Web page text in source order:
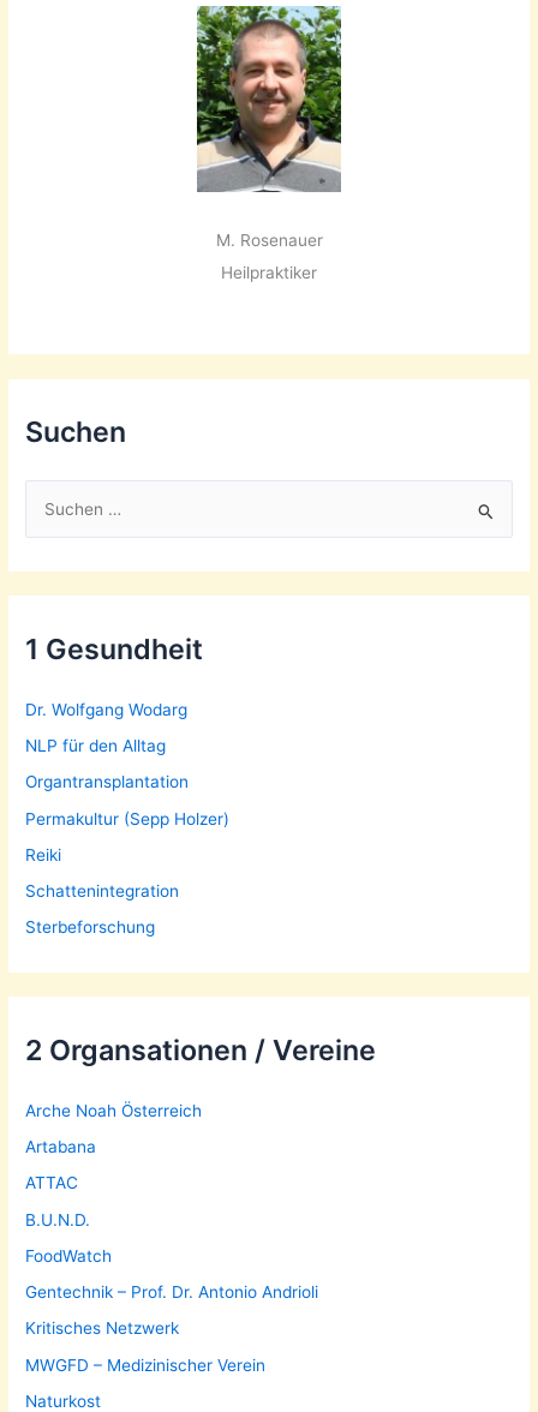
M. Rosenauer
Heilpraktiker
Suchen
h
n
a
c
h
:
1 Gesundheit
Dr. Wolfgang Wodarg
NLP für den Alltag
Organtransplantation
Permakultur (Sepp Holzer)
Reiki
Schattenintegration
Sterbeforschung
2 Organsationen / Vereine
Arche Noah Österreich
Artabana
ATTAC
B.U.N.D.
FoodWatch
Gentechnik – Prof. Dr. Antonio Andrioli
Kritisches Netzwerk
MWGFD – Medizinischer Verein
Naturkost